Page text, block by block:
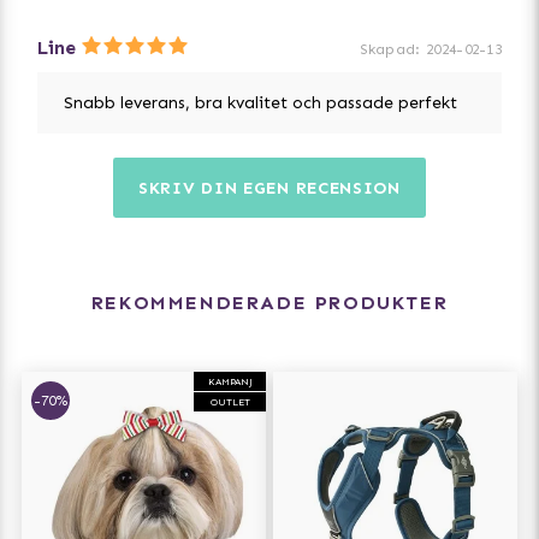
Line Skapad: 2024-02-13
Snabb leverans, bra kvalitet och passade perfekt
SKRIV DIN EGEN RECENSION
REKOMMENDERADE PRODUKTER
KAMPANJ
OUTLET
-70%